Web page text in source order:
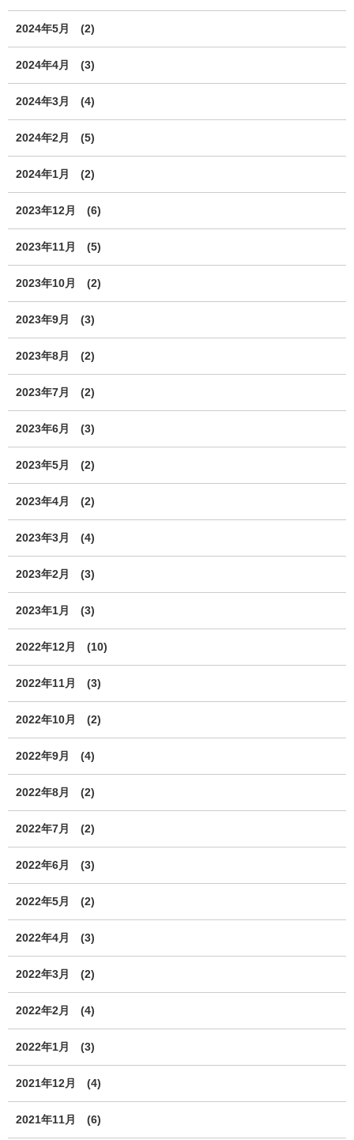
2024年5月 (2)
2024年4月 (3)
2024年3月 (4)
2024年2月 (5)
2024年1月 (2)
2023年12月 (6)
2023年11月 (5)
2023年10月 (2)
2023年9月 (3)
2023年8月 (2)
2023年7月 (2)
2023年6月 (3)
2023年5月 (2)
2023年4月 (2)
2023年3月 (4)
2023年2月 (3)
2023年1月 (3)
2022年12月 (10)
2022年11月 (3)
2022年10月 (2)
2022年9月 (4)
2022年8月 (2)
2022年7月 (2)
2022年6月 (3)
2022年5月 (2)
2022年4月 (3)
2022年3月 (2)
2022年2月 (4)
2022年1月 (3)
2021年12月 (4)
2021年11月 (6)